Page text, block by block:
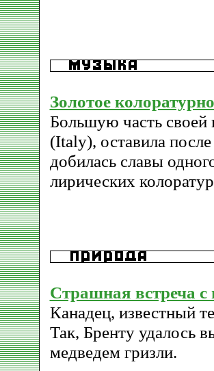
Золотое
Большую часть своей
(Italy), оставила
добилась славы
лирических
Страшная встреча с
Канадец, известный
Так, Бренту удалось
медведем гризли.